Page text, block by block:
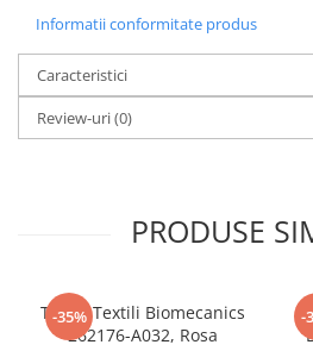
Informatii conformitate produs
Caracteristici
Review-uri(0)
PRODUSE
-35%
Tenisi Textili Biomecanics
262176-A032, Rosa
-